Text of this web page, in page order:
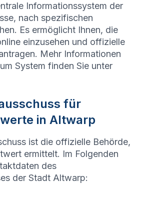
Informationssystem der
nach spezifischen
Es ermöglicht Ihnen, die
einzusehen und offizielle
Mehr Informationen
System finden Sie unter
für
in Altwarp
ist die offizielle Behörde,
ermittelt. Im Folgenden
des
der Stadt Altwarp: